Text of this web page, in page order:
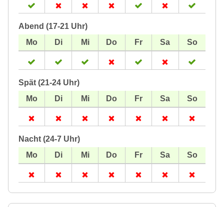
Abend (17-21 Uhr)
Spät (21-24 Uhr)
Nacht (24-7 Uhr)